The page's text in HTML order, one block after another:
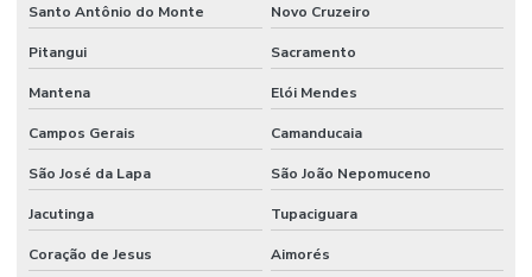
Óleo Hidráulico
Óleo Hidráulico Para Direção
Onde Comprar Ponteira De Direção
Onde Comprar Retentor Para Máquinas
Santo Antônio do Monte Novo Cruzeiro
Pitangui Sacramento
Mantena Elói Mendes
Campos Gerais Camanducaia
São José da Lapa São João Nepomuceno
Jacutinga Tupaciguara
Coração de Jesus Aimorés